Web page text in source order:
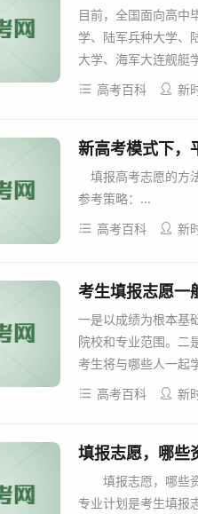
目前，全国面向高中
学、陆军兵种大学、
大学、海军大连舰
高考百科
新
新高考模式下，
填报高考志愿的方
参考策略：...
高考百科
新
考生填报志愿一
一是以成绩为根本基
院校和专业范围。二
考生将与哪些人一起
高考百科
新
填报志愿，哪些
填报志愿，哪些
专业计划是考生填报